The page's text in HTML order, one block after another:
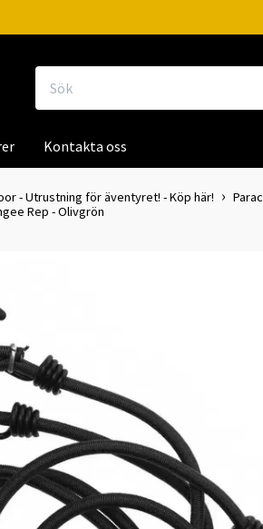
Kontakta oss
- Utrustning för äventyret! - Köp här!
Rep - Olivgrön